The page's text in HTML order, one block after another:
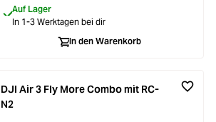
Auf Lager
In 1-3 Werktagen bei dir
In den Warenkorb
DJI Air 3 Fly More Combo mit RC-
N2